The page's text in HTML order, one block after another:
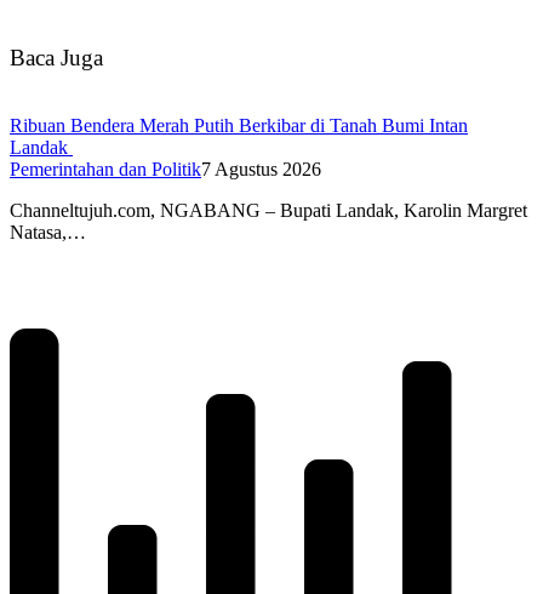
Baca Juga
Ribuan Bendera Merah Putih Berkibar di Tanah Bumi Intan
Landak
Pemerintahan dan Politik7 Agustus 2026
Channeltujuh.com, NGABANG – Bupati Landak, Karolin Margret
Natasa,…